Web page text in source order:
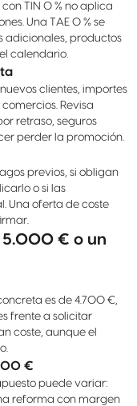
TIN 0 % no aplica
Una TAE 0 % se
adicionales, productos
calendario.
clientes, importes
Revisa
retraso, seguros
perder la promoción.
previos, si obligan
o si las
Una oferta de coste
5.000 € o un
es de 4.700 €,
frente a solicitar
coste, aunque el
€
puede variar:
reforma con margen